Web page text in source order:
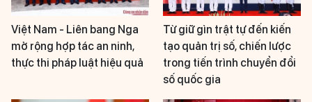
Việt Nam - Liên bang Nga
mở rộng hợp tác an ninh,
thực thi pháp luật hiệu quả
Từ giữ gìn trật tự đến kiến
tạo quản trị số, chiến lược
trong tiến trình chuyển đổi
số quốc gia